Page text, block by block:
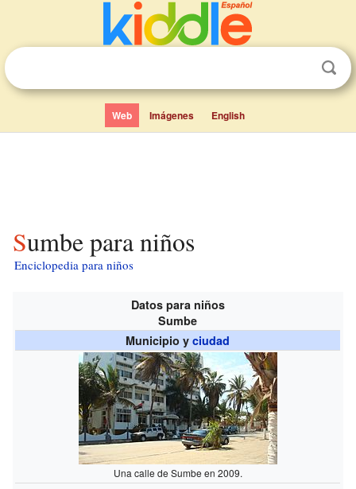
Web Imágenes English
Sumbe para niños
Enciclopedia para niños
Datos para niños
Sumbe
Municipio yciudad
Una calle de Sumbe en 2009.